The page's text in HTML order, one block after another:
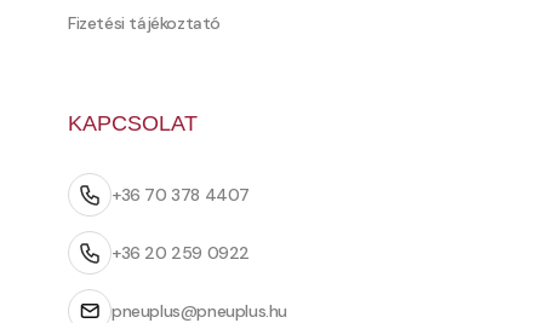
Fizetési tájékoztató
KAPCSOLAT
+36 70 378 4407
+36 20 259 0922
pneuplus@pneuplus.hu